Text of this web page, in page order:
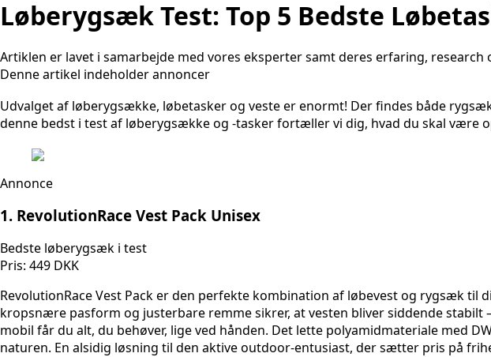
Løberygsæk Test: Top 5 Bedste
Artiklen er lavet i samarbejde med vores eksperter samt deres erfaring,
Denne artikel indeholder annoncer
Udvalget af løberygsække, løbetasker og veste er enormt! Der findes både
denne bedst i test af løberygsække og -tasker fortæller vi dig, hvad du skal være
Annonce
1. RevolutionRace Vest Pack Unisex
Bedste løberygsæk i test
Pris: 449 DKK
RevolutionRace Vest Pack er den perfekte kombination af løbevest og rygsæk
kropsnære pasform og justerbare remme sikrer, at vesten bliver siddende
mobil får du alt, du behøver, lige ved hånden. Det lette polyamidmateriale med
naturen. En alsidig løsning til den aktive outdoor-entusiast, der sætter pris på